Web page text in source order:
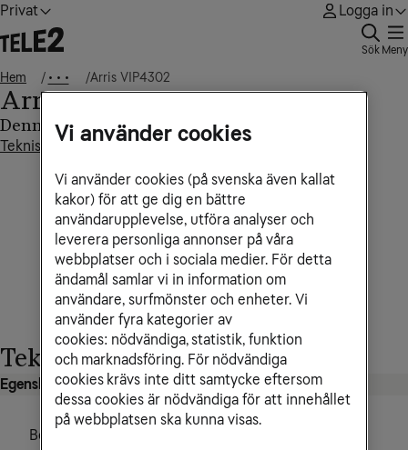
Privat Logga in
Sök Meny
Hem • • • Arris VIP4302
Arris VIP4302
Tekniska specifikationer
Egenskaper
Boxtyp
Denna artikel innehåller
Tekniska specifikationer
Vi använder cookies
Vi använder cookies (på svenska även kallat
kakor) för att ge dig en bättre
användarupplevelse, utföra analyser och
leverera personliga annonser på våra
webbplatser och i sociala medier. För detta
ändamål samlar vi in information om
användare, surfmönster och enheter. Vi
använder fyra kategorier av
cookies: nödvändiga, statistik, funktion
och marknadsföring. För nödvändiga
cookies krävs inte ditt samtycke eftersom
dessa cookies är nödvändiga för att innehållet
på webbplatsen ska kunna visas.